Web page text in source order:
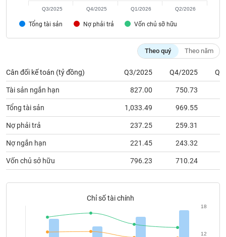
Tổng tài sản Nợ phải trả Vốn chủ sỡ hữu
Q3/2025 Q4/2025 Q1/2026 Q2/2026
Theo quý Theo năm
Cân đối kế toán (tỷ đồng) Q3/2025 Q4/2025
Tài sản ngắn hạn 827.00 750.73
Tổng tài sản 1,033.49 969.55
Nợ phải trả 237.25 259.31
Nợ ngắn hạn 221.45 243.32
Vốn chủ sở hữu 796.23 710.24
Chỉ số tài chính
12
18
chính
Công
cụ
tư
thông
chính